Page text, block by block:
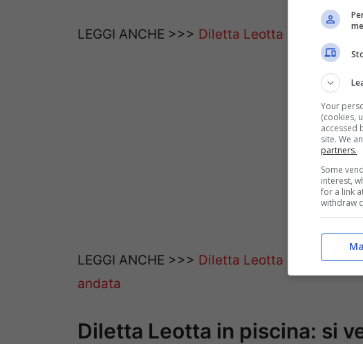
LEGGI ANCHE >>> Diletta Leotta sorride al
LEGGI ANCHE >>> Diletta Leotta a Verissimo
andata
Diletta Leotta in piscina: si
Your
(cookies,
accessed
site. We
partners.
Some
interest,
for a link
withdraw